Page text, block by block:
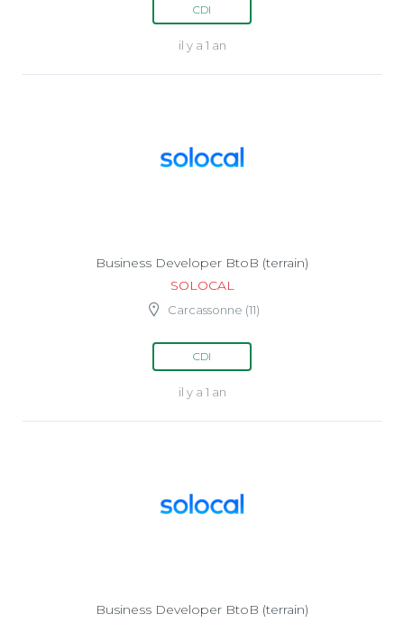
CDI
il y a 1 an
Business Developer BtoB (terrain)
SOLOCAL
Carcassonne (11)
CDI
il y a 1 an
Business Developer BtoB (terrain)